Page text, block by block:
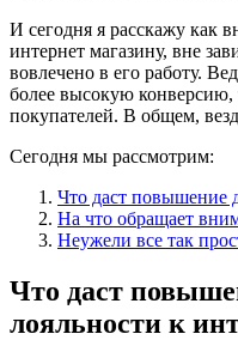
И сегодня я расскажу как
интернет магазину, вне
вовлечено в его работу.
более высокую конверсию,
покупателей. В общем,
Сегодня мы рассмотрим:
Что даст повышение
На что обращает
Неужели все так
Что даст
лояльности к